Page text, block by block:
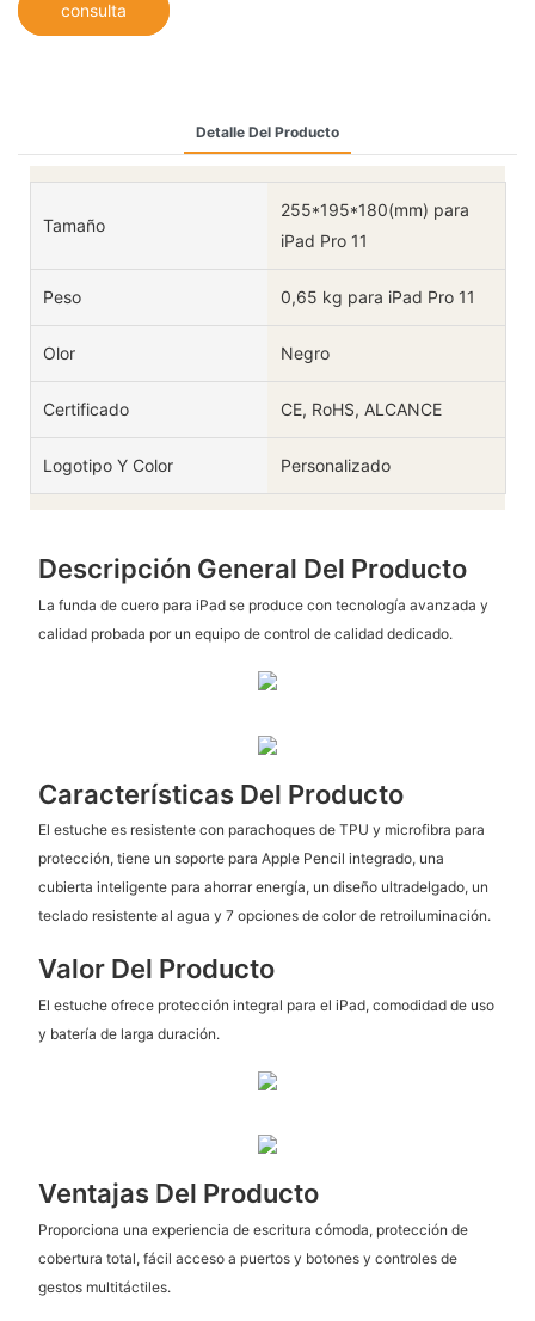
consulta
Detalle Del Producto
Tamaño
255*195*180(mm) para
iPad Pro 11
Peso 0,65 kg para iPad Pro 11
Olor Negro
Certificado CE, RoHS, ALCANCE
Logotipo Y Color Personalizado
Descripción General Del Producto
La funda de cuero para iPad se produce con tecnología avanzada y
calidad probada por un equipo de control de calidad dedicado.
Características Del Producto
El estuche es resistente con parachoques de TPU y microfibra para
protección, tiene un soporte para Apple Pencil integrado, una
cubierta inteligente para ahorrar energía, un diseño ultradelgado, un
teclado resistente al agua y 7 opciones de color de retroiluminación.
Valor Del Producto
El estuche ofrece protección integral para el iPad, comodidad de uso
y batería de larga duración.
Ventajas Del Producto
Proporciona una experiencia de escritura cómoda, protección de
cobertura total, fácil acceso a puertos y botones y controles de
gestos multitáctiles.